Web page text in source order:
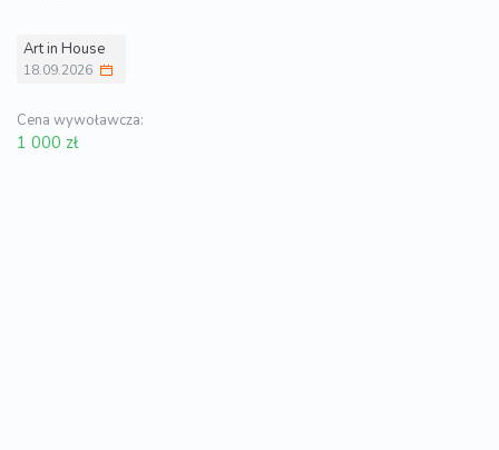
Art in House
18.09.2026
Cena wywoławcza:
1 000 zł